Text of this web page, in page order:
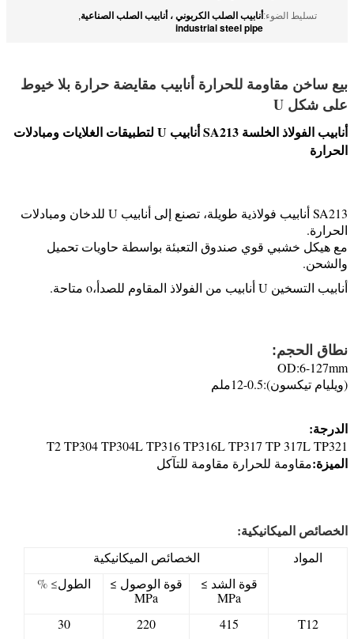
تسليط الضوء:أنابيب الصلب الكربوني ، أنابيب الصلب الصناعية,
industrial steel pipe
بيع ساخن مقاومة للحرارة أنابيب مقايضة حرارة بلا خيوط
على شكل U
أنابيب الفولاذ الخلسة SA213 أنابيب U لتطبيقات الغلايات ومبادلات
الحرارة
SA213 أنابيب فولاذية طويلة، تصنع إلى أنابيب U للدخان ومبادلات
الحرارة.
مع هيكل خشبي قوي صندوق التعبئة بواسطة حاويات تحميل
والشحن.
أنابيب التسخين U أنابيب من الفولاذ المقاوم للصدأ،
o متاحة.
نطاق الحجم:
OD:6-127mm
(ويليام تيكسون):0.5-12ملم
الدرجة:
T2 TP304 TP304L TP316 TP316L TP317 TP 317L TP321
الميزة:مقاومة للحرارة مقاومة للتآكل
الخصائص الميكانيكية:
المواد
الخصائص الميكانيكية
قوة الشد ≥
MPa
قوة الوصول ≥
MPa
الطول≥ %
T12
415
220
30